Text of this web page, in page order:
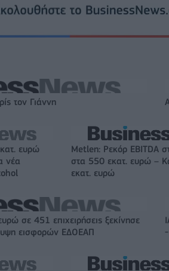
τον Γιάννη
ευρώ
νέα
Metlen: Ρεκόρ EBITDA
στα 550 εκατ. ευρώ –
εκατ. ευρώ
σε 451 επιχειρήσεις ξεκίνησε
εισφορών ΕΔΟΕΑΠ